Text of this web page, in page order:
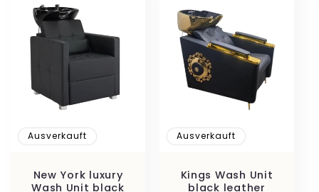
Ausverkauft
New York luxury
Wash Unit black
Ausverkauft
Kings Wash Unit
black leather